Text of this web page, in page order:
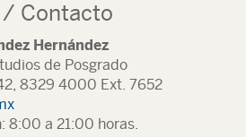
/ Contacto
Hernández
de Posgrado
8329 4000 Ext. 7652
8:00 a 21:00 horas.